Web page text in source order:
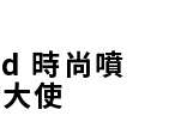
時尚噴
使